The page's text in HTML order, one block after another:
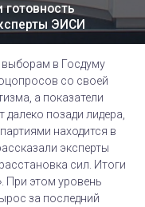
ЭИСИ
выборам в Госдуму
со своей
а показатели
позади лидера,
находится в
эксперты
сил. Итоги
При этом уровень
за последний